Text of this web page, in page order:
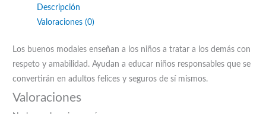
Descripción
Valoraciones (0)
Los buenos modales enseñan a los niños a tratar a los demás con
respeto y amabilidad. Ayudan a educar niños responsables que se
convertirán en adultos felices y seguros de sí mismos.
Valoraciones